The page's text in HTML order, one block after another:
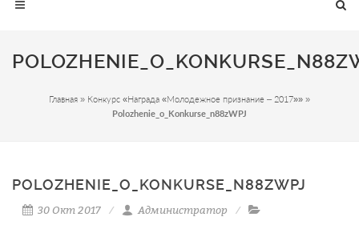
Главная » Конкурс «Награда «Молодежное признание – 2017»» »
Polozhenie_o_Konkurse_n88zWPJ
POLOZHENIE_O_KONKURSE_N88ZWPJ
30 Окт 2017 Администратор